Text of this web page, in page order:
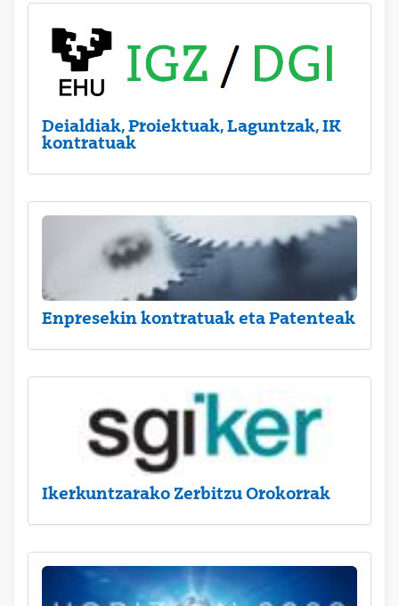
Deialdiak, Proiektuak, Laguntzak, IK
kontratuak
Enpresekin kontratuak eta Patenteak
Ikerkuntzarako Zerbitzu Orokorrak